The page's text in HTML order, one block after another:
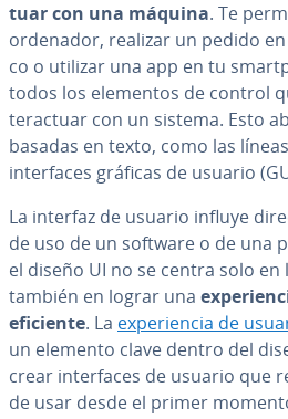
tuar con una máquina. Te
ordenador, realizar un pedido
co o utilizar una app en tu
todos los elementos de control
ter­ac­tuar con un sistema. Esto
basadas en texto, como las
in­te­r­fa­ces gráficas de usuario
La interfaz de usuario influye
de uso de un software o de una
el diseño UI no se centra solo
también en lograr una
eficiente. La ex­pe­rie­n­cia de
un elemento clave dentro del
crear in­te­r­fa­ces de usuario que
de usar desde el primer